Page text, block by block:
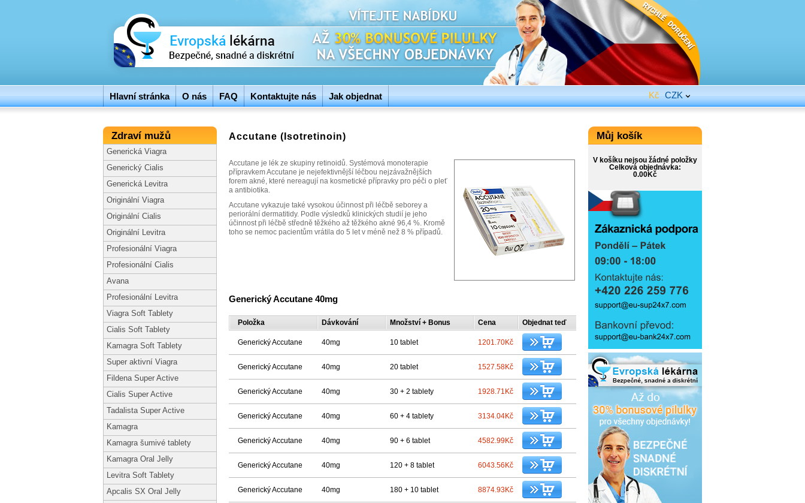
Hlavní stránka O nás FAQ Kontaktujte nás Jak objednat Kč CZK
Zdraví mužů
Generická Viagra
Generický Cialis
Generická Levitra
Originální Viagra
Originální Cialis
Originální Levitra
Profesionální Viagra
Profesionální Cialis
Avana
Profesionální Levitra
Viagra Soft Tablety
Cialis Soft Tablety
Kamagra Soft Tablety
Super aktivní Viagra
Fildena Super Active
Cialis Super Active
Tadalista Super Active
Kamagra
Kamagra šumivé tablety
Kamagra Oral Jelly
Levitra Soft Tablety
Apcalis SX Oral Jelly
Accutane (Isotretinoin)
Accutane je lék ze skupiny retinoidů. Systémová monoterapie
přípravkem Accutane je nejefektivnější léčbou nejzávažnějších
forem akné, které nereagují na kosmetické přípravky pro péči o pleť
a antibiotika.
Accutane vykazuje také vysokou účinnost při léčbě seborey a
periorální dermatitidy. Podle výsledků klinických studií je jeho
účinnost při léčbě středně těžkého až těžkého akné 96,4 %. Kromě
toho se nemoc pacientům vrátila do 5 let v méně než 8 % případů.
Generický Accutane 40mg
Položka Dávkování Množství + Bonus Cena Objednat teď
Generický Accutane 40mg 10 tablet 1201.70Kč
Generický Accutane 40mg 20 tablet 1527.58Kč
Generický Accutane 40mg 30 + 2 tablety 1928.71Kč
Generický Accutane 40mg 60 + 4 tablety 3134.04Kč
Generický Accutane 40mg 90 + 6 tablet 4582.99Kč
Generický Accutane 40mg 120 + 8 tablet 6043.56Kč
Generický Accutane 40mg 180 + 10 tablet 8874.93Kč
Můj košík
V košíku nejsou žádné položky
Celková objednávka:
0.00Kč